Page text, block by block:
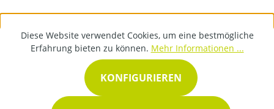
Diese Website verwendet Cookies, um eine bestmögliche
Erfahrung bieten zu können. Mehr Informationen ...
KONFIGURIEREN